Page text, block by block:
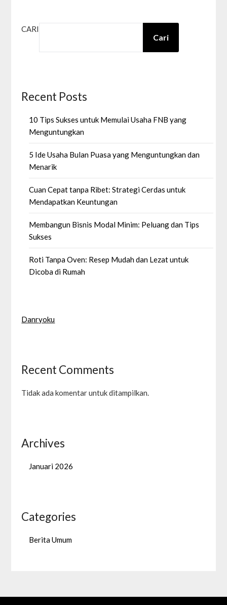
CARI
Cari
Recent Posts
10 Tips Sukses untuk Memulai Usaha FNB yang
Menguntungkan
5 Ide Usaha Bulan Puasa yang Menguntungkan dan
Menarik
Cuan Cepat tanpa Ribet: Strategi Cerdas untuk
Mendapatkan Keuntungan
Membangun Bisnis Modal Minim: Peluang dan Tips
Sukses
Roti Tanpa Oven: Resep Mudah dan Lezat untuk
Dicoba di Rumah
Danryoku
Recent Comments
Tidak ada komentar untuk ditampilkan.
Archives
Januari 2026
Categories
Berita Umum